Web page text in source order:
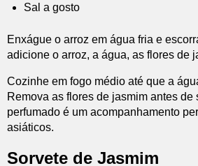
Sal a gosto
Enxágue o arroz em água fria e
adicione o arroz, a água, as flores de
Cozinhe em fogo médio até que a
Remova as flores de jasmim antes de
perfumado é um acompanhamento
asiáticos.
Sorvete de Jasmim